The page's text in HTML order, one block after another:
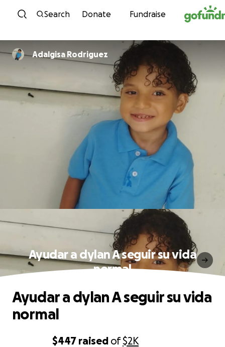
Skip to content
Search Donate Fundraise
Adalgisa Rodriguez
Ayudar a dylan A seguir su vida
normal
$447 raised of$2K
Ayudar a dylan A seguir su vida
normal